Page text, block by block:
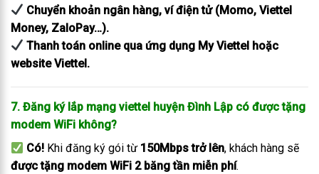
Chuyển khoản ngân hàng, ví điện tử (Momo, Viettel
Money, ZaloPay…).
Thanh toán online qua ứng dụng My Viettel hoặc
website Viettel.
7. Đăng ký lắp mạng viettel huyện Đình Lập có được tặng
modem WiFi không?
Có! Khi đăng ký gói từ 150Mbps trở lên, khách hàng sẽ
được tặng modem WiFi 2 băng tần miễn phí.